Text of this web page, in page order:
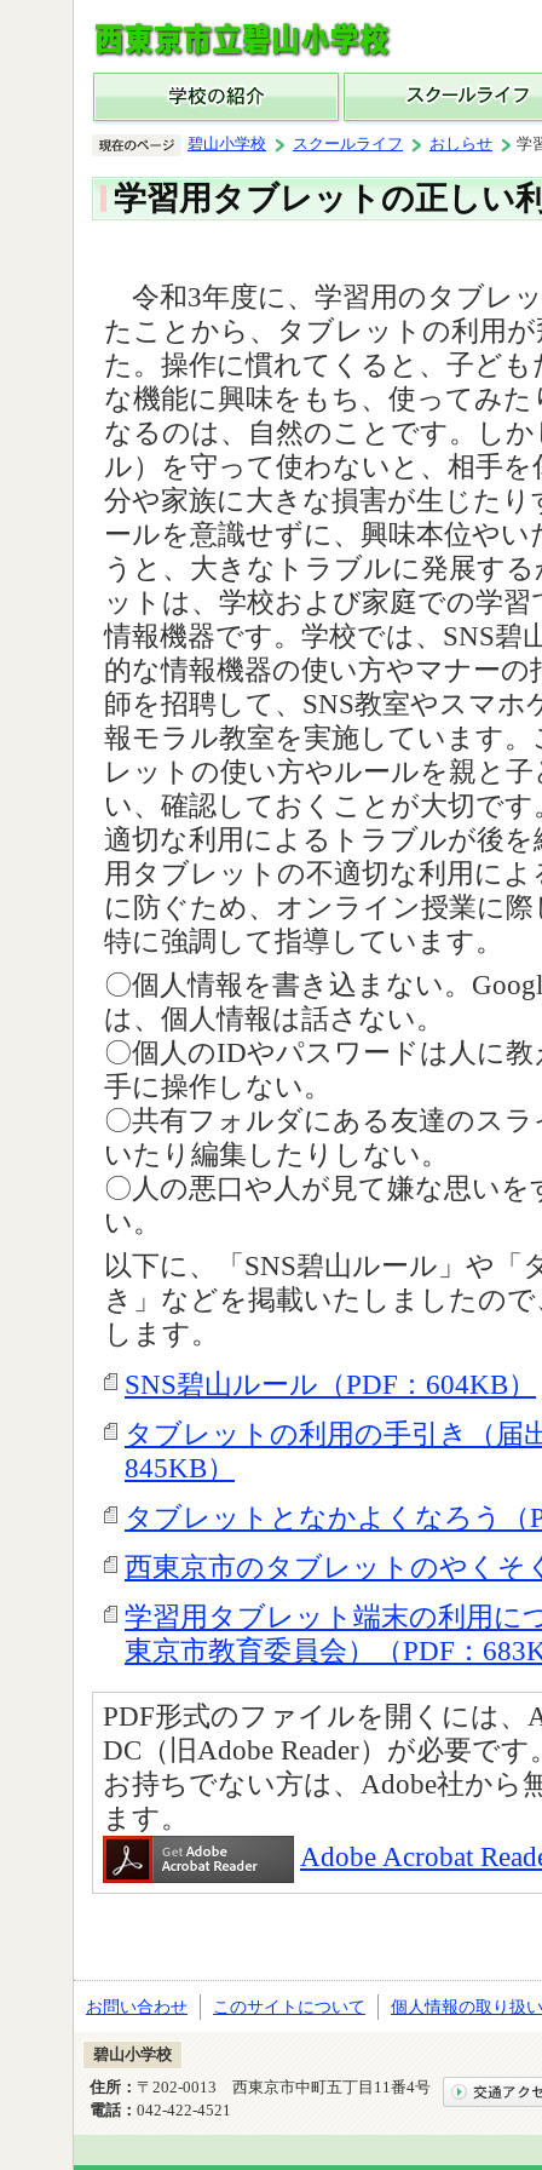
碧山小学校 スクールライフ おしらせ 学
学習用タブレットの正しい
令和3年度に、学習用のタブレ
たことから、タブレットの利用
た。操作に慣れてくると、子ど
な機能に興味をもち、使ってみ
なるのは、自然のことです。し
ル）を守って使わないと、相手
分や家族に大きな損害が生じた
ールを意識せずに、興味本位や
うと、大きなトラブルに発展す
ットは、学校および家庭での学
情報機器です。学校では、SNS碧
的な情報機器の使い方やマナー
師を招聘して、SNS教室やスマホ
報モラル教室を実施しています
レットの使い方やルールを親と
い、確認しておくことが大切で
適切な利用によるトラブルが後
用タブレットの不適切な利用に
に防ぐため、オンライン授業に
特に強調して指導しています。
〇個人情報を書き込まない。
は、個人情報は話さない。
〇個人のIDやパスワードは人に
手に操作しない。
〇共有フォルダにある友達のス
いたり編集したりしない。
〇人の悪口や人が見て嫌な思い
い。
以下に、「SNS碧山ルール」や「
き」などを掲載いたしましたの
します。
SNS碧山ルール（PDF：604KB）
タブレットの利用の手引き（届
845KB）
タブレットとなかよくなろう（
西東京市のタブレットのやくそ
学習用タブレット端末の利用
東京市教育委員会）（PDF：
PDF形式のファイルを開くには、
DC（旧Adobe Reader）が必要です
お持ちでない方は、Adobe社から
ます。
Adobe Acrobat
お問い合わせ このサイトについて 個人情報の取り扱い
碧山小学校
住所： 〒202-0013 西東京市中町五丁目11番4号
電話： 042-422-4521